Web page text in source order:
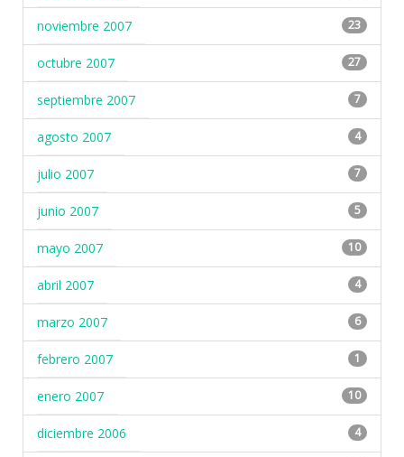
noviembre 2007 23
octubre 2007 27
septiembre 2007 7
agosto 2007 4
julio 2007 7
junio 2007 5
mayo 2007 10
abril 2007 4
marzo 2007 6
febrero 2007 1
enero 2007 10
diciembre 2006 4